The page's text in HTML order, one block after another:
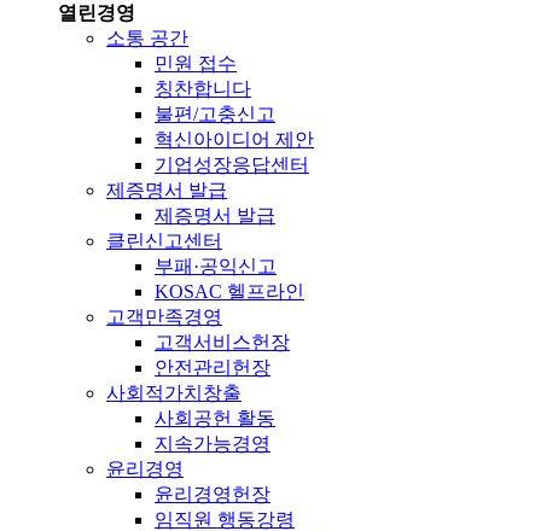
열린경영
소통 공간
민원 접수
칭찬합니다
불편/고충신고
혁신아이디어 제안
기업성장응답센터
제증명서 발급
제증명서 발급
클린신고센터
부패·공익신고
KOSAC 헬프라인
고객만족경영
고객서비스헌장
안전관리헌장
사회적가치창출
사회공헌 활동
지속가능경영
윤리경영
윤리경영헌장
임직원 행동강령